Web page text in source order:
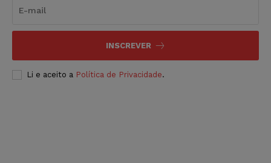
INSCREVER
Li e aceito a Política de Privacidade.